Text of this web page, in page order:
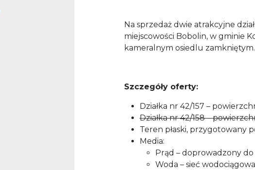
Na sprzedaż dwie atrakcyjne
miejscowości Bobolin, w gminie
kameralnym osiedlu zamkniętym.
Szczegóły oferty:
Działka nr 42/157 –
Działka nr 42/158 –
Teren płaski, przygotowany
Media:
Prąd – doprowadzony do
Woda – sieć